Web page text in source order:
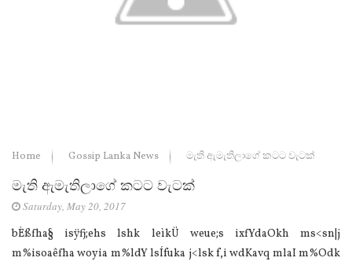
Home Gossip Lanka News මැති ඇමැතිලාගේ කටට වැටක්‌
මැති ඇමැතිලාගේ කටට වැටක්‌
Saturday, May 20, 2017
bÈßfha§ isÿfj;ehs lshk leìkÜ‌ weue;s ixfYdaOkh ms<sn|j
m%isoaêfha woyia‌ m%ldY lsÍfuka j<lsk f,i wdKa‌vq mla‌I m%Odk